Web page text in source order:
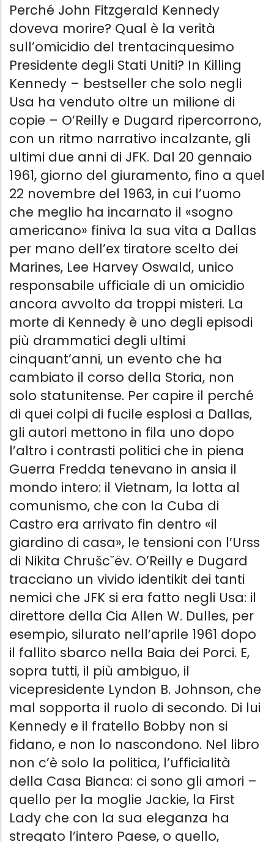
Perché John Fitzgerald Kennedy
doveva morire? Qual è la verità
sull’omicidio del trentacinquesimo
Presidente degli Stati Uniti? In Killing
Kennedy – bestseller che solo negli
Usa ha venduto oltre un milione di
copie – O’Reilly e Dugard ripercorrono,
con un ritmo narrativo incalzante, gli
ultimi due anni di JFK. Dal 20 gennaio
1961, giorno del giuramento, fino a quel
22 novembre del 1963, in cui l’uomo
che meglio ha incarnato il «sogno
americano» finiva la sua vita a Dallas
per mano dell’ex tiratore scelto dei
Marines, Lee Harvey Oswald, unico
responsabile ufficiale di un omicidio
ancora avvolto da troppi misteri. La
morte di Kennedy è uno degli episodi
più drammatici degli ultimi
cinquant’anni, un evento che ha
cambiato il corso della Storia, non
solo statunitense. Per capire il perché
di quei colpi di fucile esplosi a Dallas,
gli autori mettono in fila uno dopo
l’altro i contrasti politici che in piena
Guerra Fredda tenevano in ansia il
mondo intero: il Vietnam, la lotta al
comunismo, che con la Cuba di
Castro era arrivato fin dentro «il
giardino di casa», le tensioni con l’Urss
di Nikita Chrušcˇëv. O’Reilly e Dugard
tracciano un vivido identikit dei tanti
nemici che JFK si era fatto negli Usa: il
direttore della Cia Allen W. Dulles, per
esempio, silurato nell’aprile 1961 dopo
il fallito sbarco nella Baia dei Porci. E,
sopra tutti, il più ambiguo, il
vicepresidente Lyndon B. Johnson, che
mal sopporta il ruolo di secondo. Di lui
Kennedy e il fratello Bobby non si
fidano, e non lo nascondono. Nel libro
non c’è solo la politica, l’ufficialità
della Casa Bianca: ci sono gli amori –
quello per la moglie Jackie, la First
Lady che con la sua eleganza ha
stregato l’intero Paese, o quello,